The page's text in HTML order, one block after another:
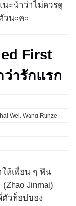
นะนำว่าไม่ควรดู
วนะคะ
First
ว่ารักแรก
Wei, Wang Runze
ให้เพื่อน ๆ ฟิน
(Zhao Jinmai)
ตัวท็อปของ